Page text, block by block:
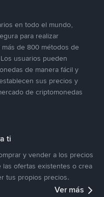
en todo el mundo,
para realizar
de 800 métodos de
usuarios pueden
de manera fácil y
sus precios y
de criptomonedas
ti
y vender a los precios
ofertas existentes o crea
tus propios precios.
Ver más